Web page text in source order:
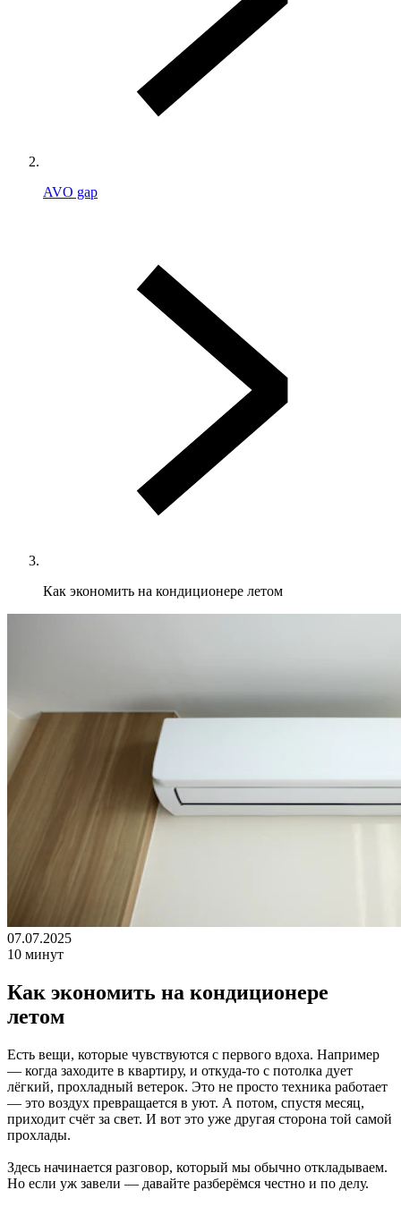
AVO gap
Как экономить на кондиционере летом
07.07.2025
10 минут
Как экономить на кондиционере
летом
Есть вещи, которые чувствуются с первого вдоха. Например
— когда заходите в квартиру, и откуда-то с потолка дует
лёгкий, прохладный ветерок. Это не просто техника работает
— это воздух превращается в уют. А потом, спустя месяц,
приходит счёт за свет. И вот это уже другая сторона той самой
прохлады.
Здесь начинается разговор, который мы обычно откладываем.
Но если уж завели — давайте разберёмся честно и по делу.